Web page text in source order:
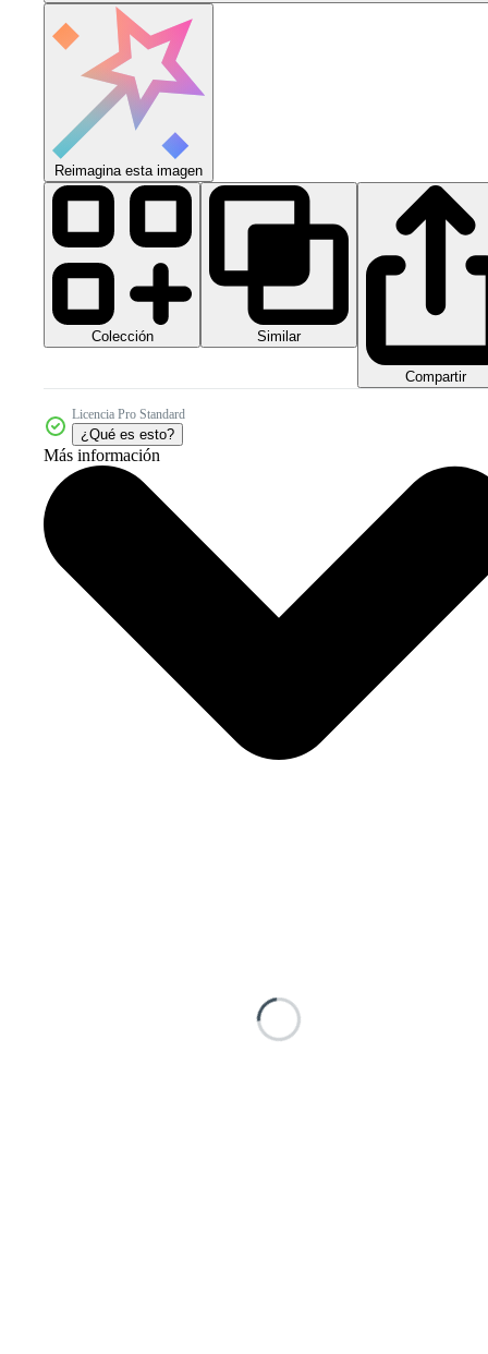
Reimagina esta imagen
Colección Similar
Compartir
Licencia Pro Standard
¿Qué es esto?
Más información